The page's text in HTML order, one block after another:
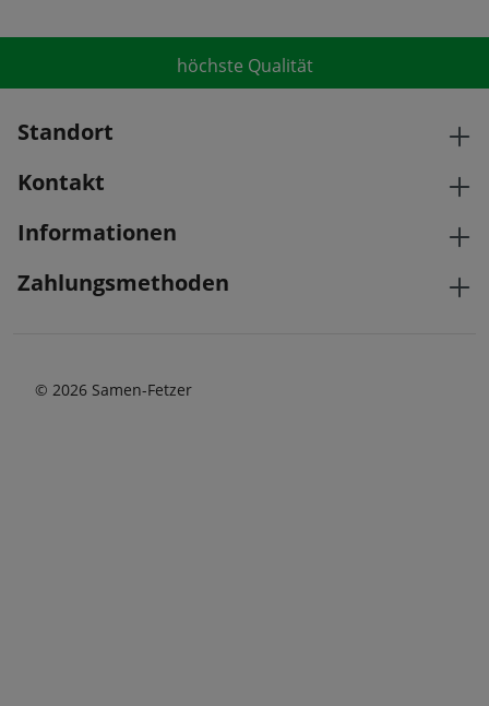
höchste Qualität
Standort
Kontakt
Informationen
Zahlungsmethoden
© 2026 Samen-Fetzer